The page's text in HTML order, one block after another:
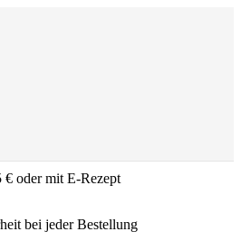
€ oder mit E-Rezept
bei jeder Bestellung